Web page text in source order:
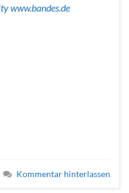
www.bandes.de
Kommentar hinterlassen